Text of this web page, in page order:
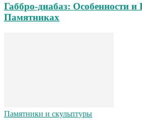
Габбро-диабаз: Особенности
Памятниках
Памятники и скульптуры